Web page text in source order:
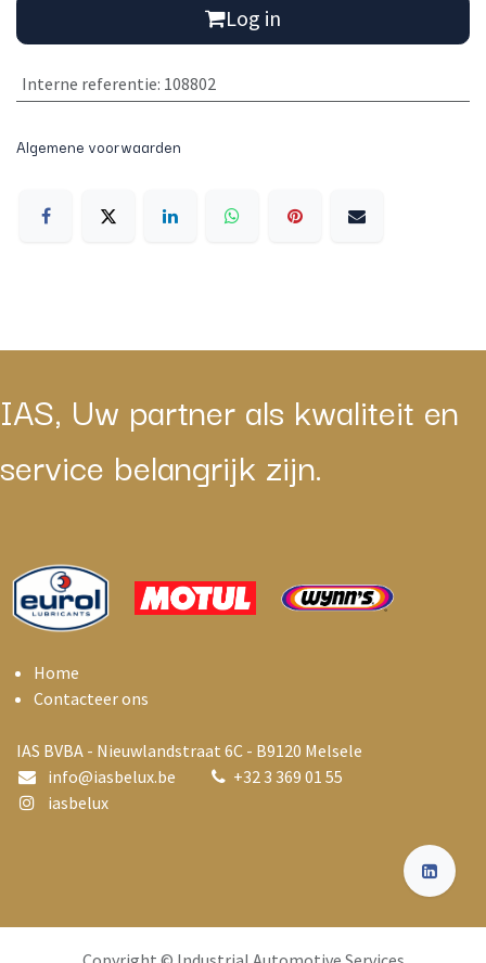
Log in
Interne referentie: 108802
Algemene voorwaarden
IAS, Uw partner als kwaliteit en
service belangrijk zijn.
Home
Contacteer ons
IAS BVBA - Nieuwlandstraat 6C - B9120 Melsele
info@iasbelux.be +32 3 369 01 55
iasbelux